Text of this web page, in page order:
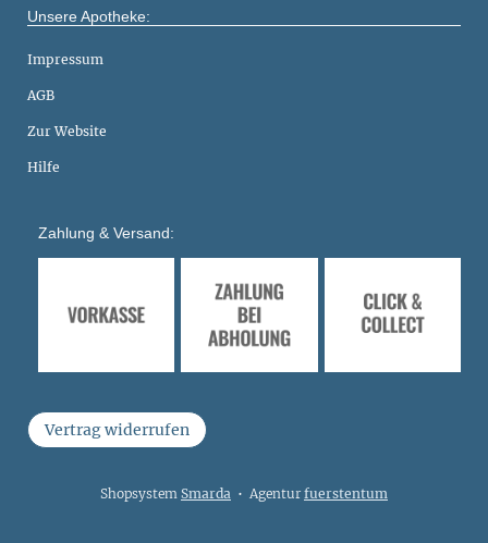
Unsere Apotheke:
Impressum
AGB
Zur Website
Hilfe
Zahlung & Versand:
Vertrag widerrufen
Shopsystem Smarda • Agentur fuerstentum